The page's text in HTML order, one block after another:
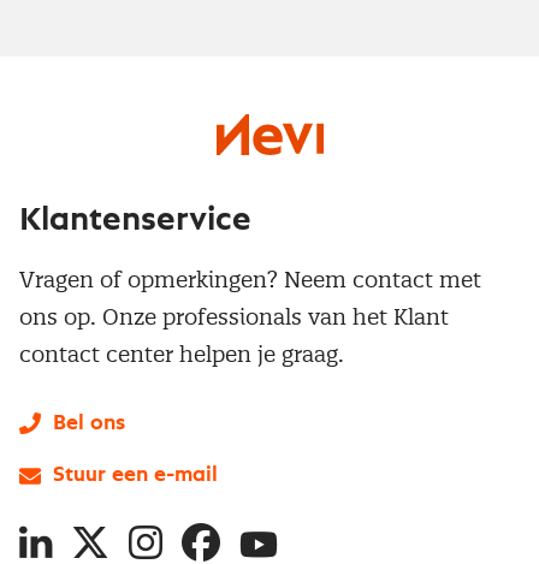
Klantenservice
Vragen of opmerkingen? Neem contact met
ons op. Onze professionals van het Klant
contact center helpen je graag.
Bel ons
Stuur een e-mail
LinkedIn
X InstagramFacebookYouTube